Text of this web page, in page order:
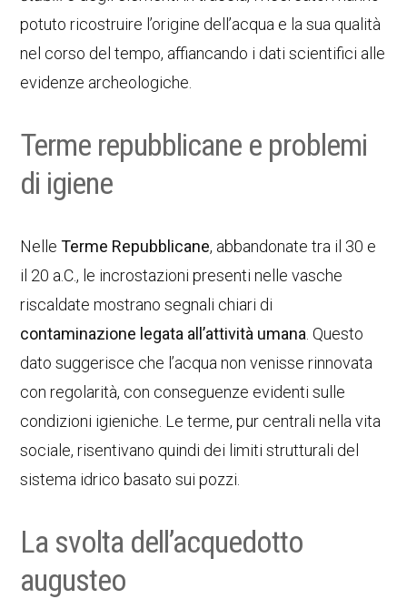
potuto ricostruire l’origine dell’acqua e la sua qualità
nel corso del tempo, affiancando i dati scientifici alle
evidenze archeologiche.
Terme repubblicane e problemi
di igiene
NelleTerme Repubblicane, abbandonate tra il 30 e
il 20 a.C., le incrostazioni presenti nelle vasche
riscaldate mostrano segnali chiari di
contaminazione legata all’attività umana . Questo
dato suggerisce che l’acqua non venisse rinnovata
con regolarità, con conseguenze evidenti sulle
condizioni igieniche. Le terme, pur centrali nella vita
sociale, risentivano quindi dei limiti strutturali del
sistema idrico basato sui pozzi.
La svolta dell’acquedotto
augusteo